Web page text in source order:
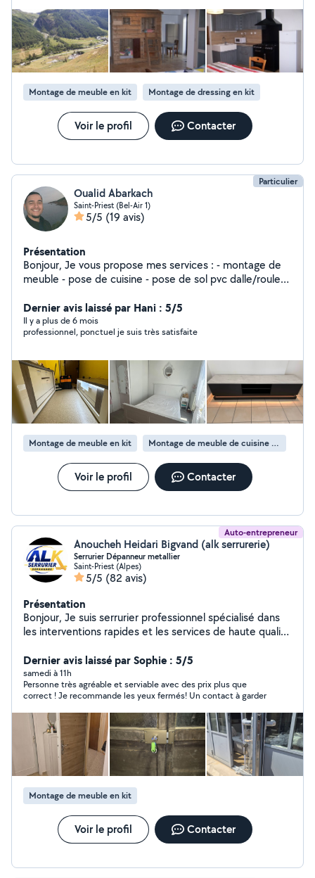
Montage de meuble en kit Montage de dressing en kit
Voir le profil Contacter
Particulier
Oualid Abarkach
Saint-Priest (Bel-Air 1)
5/5 (19 avis)
Présentation
Bonjour, Je vous propose mes services : - montage de
meuble - pose de cuisine - pose de sol pvc dalle/rouleau
est disponible sur mon profil. N'hésitez pas à m'envoyer
un SMS en précisant votre demande. Je vous répondrai
au plus vite. Au plaisir d'échanger avec vous !
Dernier avis laissé par Hani : 5/5
Il y a plus de 6 mois
professionnel, ponctuel je suis très satisfaite
Montage de meuble en kit Montage de meuble de cuisine en kit
Voir le profil Contacter
Auto-entrepreneur
Anoucheh Heidari Bigvand (alk serrurerie)
Serrurier Dépanneur metallier
Saint-Priest (Alpes)
5/5 (82 avis)
Présentation
Bonjour, Je suis serrurier professionnel spécialisé dans
les interventions rapides et les services de haute qualité
l'extérieur, ayez besoin de renforcer la sécurité de votre
domicile ou souhaitiez installer des serrures
supplémentaires, je suis à votre disposition. Je
m'engage à offrir un service fiable, efficace et
respectueux de votre budget. N'hésitez pas à me
contacter pour un devis gratuit ou pour toute question
concernant vos besoins en serrurerie.
Dernier avis laissé par Sophie : 5/5
samedi à 11h
Personne très agréable et serviable avec des prix plus que
correct ! Je recommande les yeux fermés! Un contact à garder
Montage de meuble en kit
Voir le profil Contacter